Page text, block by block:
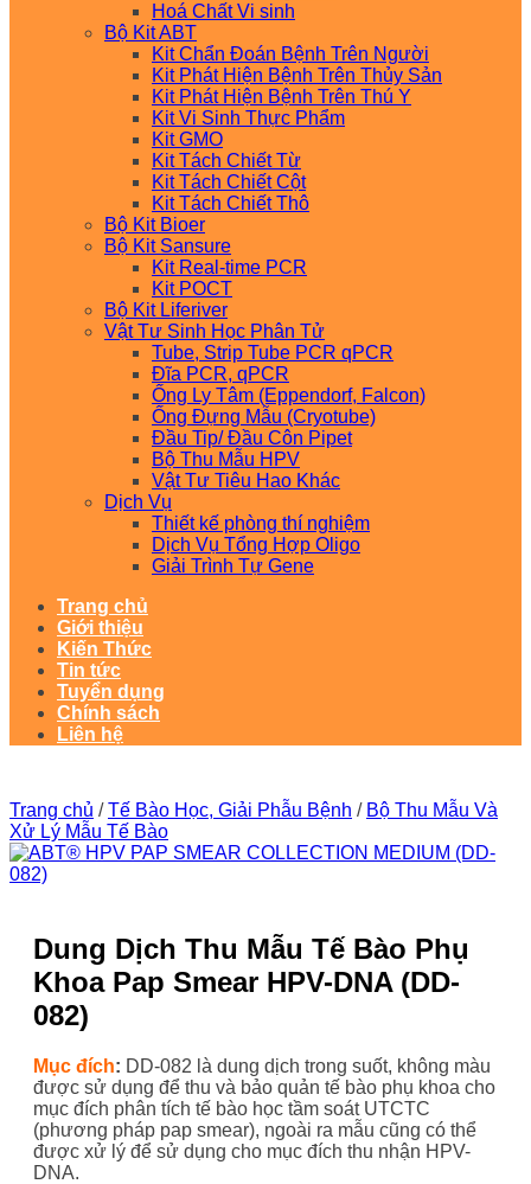
Hoá Chất Vi sinh
Bộ Kit ABT
Kit Chẩn Đoán Bệnh Trên Người
Kit Phát Hiện Bệnh Trên Thủy Sản
Kit Phát Hiện Bệnh Trên Thú Y
Kit Vi Sinh Thực Phẩm
Kit GMO
Kit Tách Chiết Từ
Kit Tách Chiết Cột
Kit Tách Chiết Thô
Bộ Kit Bioer
Bộ Kit Sansure
Kit Real-time PCR
Kit POCT
Bộ Kit Liferiver
Vật Tư Sinh Học Phân Tử
Tube, Strip Tube PCR qPCR
Đĩa PCR, qPCR
Ống Ly Tâm (Eppendorf, Falcon)
Ống Đựng Mẫu (Cryotube)
Đầu Tip/ Đầu Côn Pipet
Bộ Thu Mẫu HPV
Vật Tư Tiêu Hao Khác
Dịch Vụ
Thiết kế phòng thí nghiệm
Dịch Vụ Tổng Hợp Oligo
Giải Trình Tự Gene
Trang chủ
Giới thiệu
Kiến Thức
Tin tức
Tuyển dụng
Chính sách
Liên hệ
Trang chủ / Tế Bào Học, Giải Phẫu Bệnh / Bộ Thu Mẫu Và
Xử Lý Mẫu Tế Bào
Dung Dịch Thu Mẫu Tế Bào Phụ
Khoa Pap Smear HPV-DNA (DD-
082)
Mục đích: DD-082 là dung dịch trong suốt, không màu
được sử dụng để thu và bảo quản tế bào phụ khoa cho
mục đích phân tích tế bào học tầm soát UTCTC
(phương pháp pap smear), ngoài ra mẫu cũng có thể
được xử lý để sử dụng cho mục đích thu nhận HPV-
DNA.